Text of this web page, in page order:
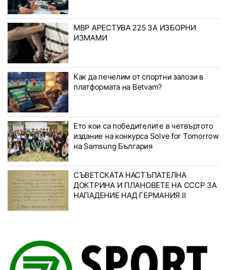
МВР АРЕСТУВА 225 ЗА ИЗБОРНИ
ИЗМАМИ
Как да печелим от спортни залози в
платформата на Betvam?
Ето кои са победителите в четвъртото
издание на конкурса Solve for Tomorrow
на Samsung България
СЪВЕТСКАТА НАСТЪПАТЕЛНА
ДОКТРИНА И ПЛАНОВЕТЕ НА СССР ЗА
НАПАДЕНИЕ НАД ГЕРМАНИЯ II